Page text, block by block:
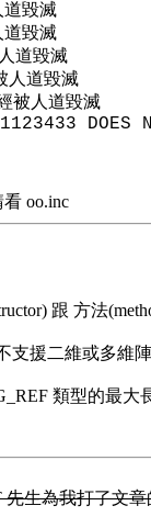
毀滅
毀滅
道毀滅
道毀滅
被人道毀滅
DOES
oo.inc
跟 方法
支援二維或多維
類型的最大
先生為我打了文